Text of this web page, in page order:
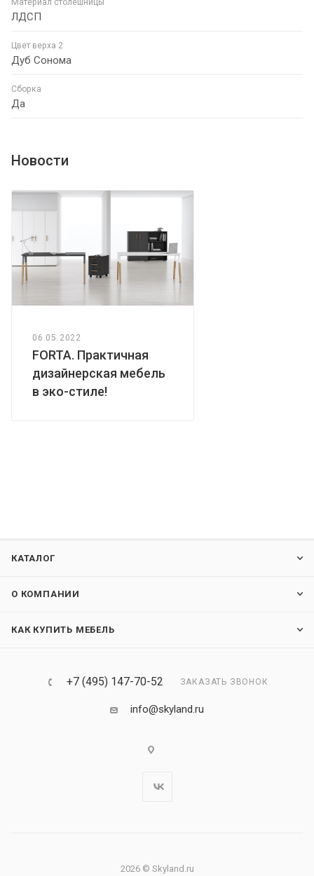
ЛДСП
Цвет верха 2
Дуб Сонома
Сборка
Да
Новости
06.05.2022
FORTA. Практичная
дизайнерская мебель
в эко-стиле!
КАТАЛОГ
О КОМПАНИИ
КАК КУПИТЬ МЕБЕЛЬ
+7 (495) 147-70-52 ЗАКАЗАТЬ ЗВОНОК
info@skyland.ru
2026 © Skyland.ru